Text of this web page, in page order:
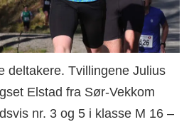
deltakere. Tvillingene Julius
Elstad fra Sør-Vekkom
nr. 3 og 5 i klasse M 16 –